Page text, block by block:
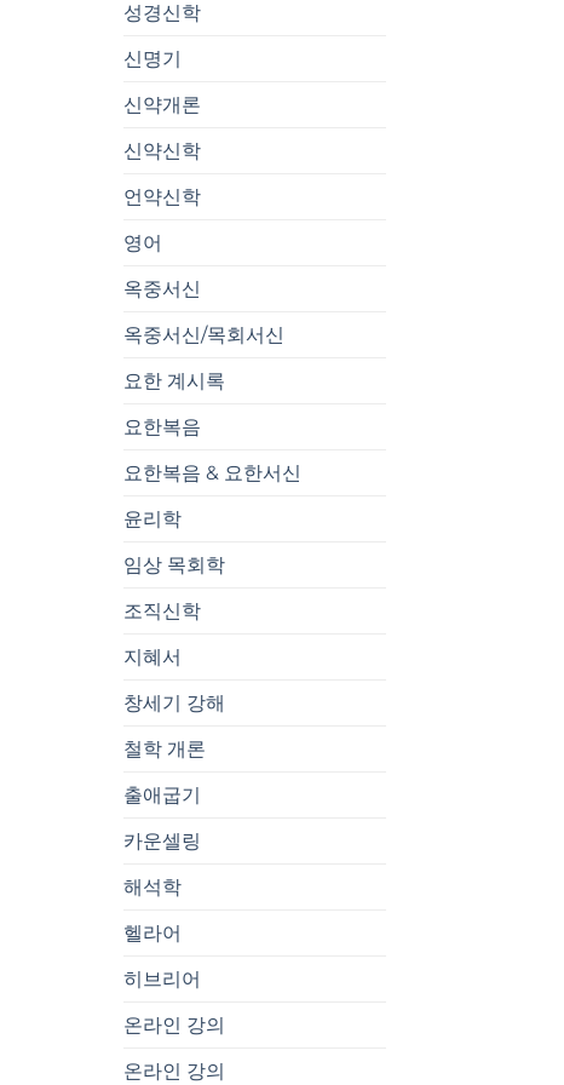
성경신학
신명기
신약개론
신약신학
언약신학
영어
옥중서신
옥중서신/목회서신
요한 계시록
요한복음
요한복음 & 요한서신
윤리학
임상 목회학
조직신학
지혜서
창세기 강해
철학 개론
출애굽기
카운셀링
해석학
헬라어
히브리어
온라인 강의
온라인 강의